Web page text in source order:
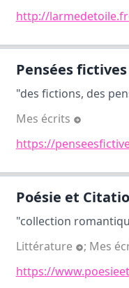
http://
Pensées fictives
"des fictions, des
Mes écrits
https://
Poésie et
"collection
Littérature
; Mes
https://